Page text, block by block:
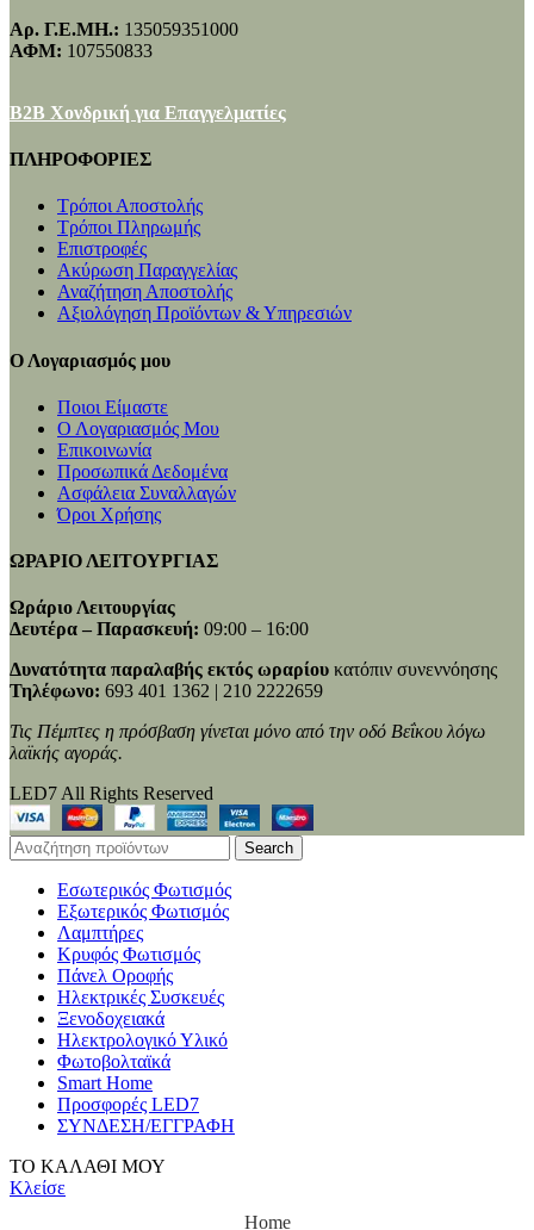
Αρ. Γ.Ε.ΜΗ.: 135059351000
ΑΦΜ: 107550833
B2B Χονδρική για Επαγγελματίες
ΠΛΗΡΟΦΟΡΙΕΣ
Τρόποι Αποστολής
Τρόποι Πληρωμής
Επιστροφές
Ακύρωση Παραγγελίας
Αναζήτηση Αποστολής
Αξιολόγηση Προϊόντων & Υπηρεσιών
Ο Λογαριασμός μου
Ποιοι Είμαστε
Ο Λογαριασμός Μου
Επικοινωνία
Προσωπικά Δεδομένα
Ασφάλεια Συναλλαγών
Όροι Χρήσης
ΩΡΑΡΙΟ ΛΕΙΤΟΥΡΓΙΑΣ
Ωράριο Λειτουργίας
Δευτέρα – Παρασκευή: 09:00 – 16:00
Δυνατότητα παραλαβής εκτός ωραρίου κατόπιν συνεννόησης
Τηλέφωνο: 693 401 1362 | 210 2222659
Τις Πέμπτες η πρόσβαση γίνεται μόνο από την οδό Βεΐκου λόγω
λαϊκής αγοράς.
LED7 All Rights Reserved
Search
Εσωτερικός Φωτισμός
Εξωτερικός Φωτισμός
Λαμπτήρες
Κρυφός Φωτισμός
Πάνελ Οροφής
Ηλεκτρικές Συσκευές
Ξενοδοχειακά
Ηλεκτρολογικό Υλικό
Φωτοβολταϊκά
Smart Home
Προσφορές LED7
ΣΥΝΔΕΣΗ/ΕΓΓΡΑΦΗ
ΤΟ ΚΑΛΑΘΙ ΜΟΥ
Κλείσε
Home